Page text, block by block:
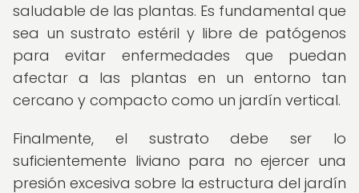
saludable de las plantas. Es fundamental que
sea un sustrato estéril y libre de patógenos
para evitar enfermedades que puedan
afectar a las plantas en un entorno tan
cercano y compacto como un jardín vertical.
Finalmente, el sustrato debe ser lo
suficientemente liviano para no ejercer una
presión excesiva sobre la estructura del jardín